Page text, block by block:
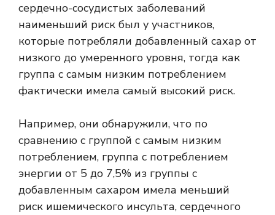
сердечно-сосудистых заболеваний
наименьший риск был у участников,
которые потребляли добавленный сахар от
низкого до умеренного уровня, тогда как
группа с самым низким потреблением
фактически имела самый высокий риск.
Например, они обнаружили, что по
сравнению с группой с самым низким
потреблением, группа с потреблением
энергии от 5 до 7,5% из группы с
добавленным сахаром имела меньший
риск ишемического инсульта, сердечного